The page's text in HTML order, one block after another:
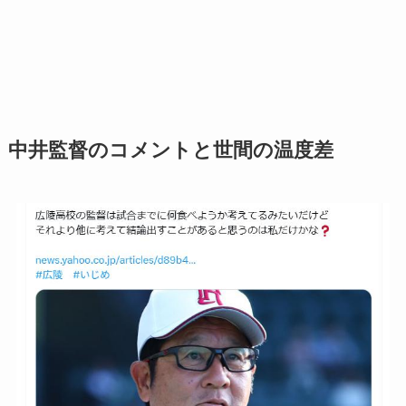
中井監督のコメントと世間の温度差